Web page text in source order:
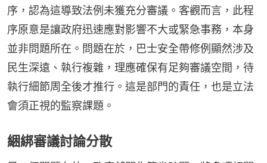
序，認為這導致法例未獲充分審議。客觀而言，此程
序原意是讓政府迅速應對影響不大或緊急事務，本身
並非問題所在。問題在於，巴士安全帶修例顯然涉及
民生深遠、執行複雜，理應確保有足夠審議空間，待
執行細節周全後才推行。這是部門的責任，也是立法
會須正視的監察課題。
綑綁審議討論分散